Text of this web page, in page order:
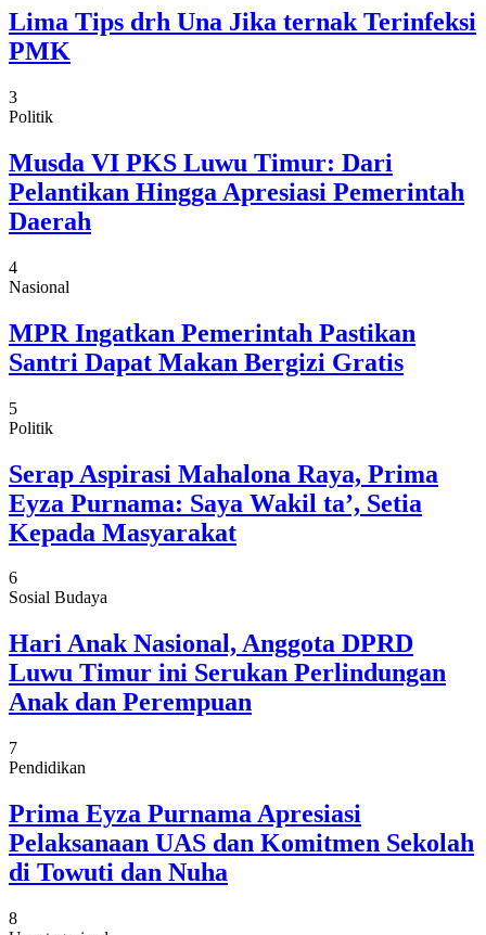
Lima Tips drh Una Jika ternak Terinfeksi
PMK
3
Politik
Musda VI PKS Luwu Timur: Dari
Pelantikan Hingga Apresiasi Pemerintah
Daerah
4
Nasional
MPR Ingatkan Pemerintah Pastikan
Santri Dapat Makan Bergizi Gratis
5
Politik
Serap Aspirasi Mahalona Raya, Prima
Eyza Purnama: Saya Wakil ta’, Setia
Kepada Masyarakat
6
Sosial Budaya
Hari Anak Nasional, Anggota DPRD
Luwu Timur ini Serukan Perlindungan
Anak dan Perempuan
7
Pendidikan
Prima Eyza Purnama Apresiasi
Pelaksanaan UAS dan Komitmen Sekolah
di Towuti dan Nuha
8